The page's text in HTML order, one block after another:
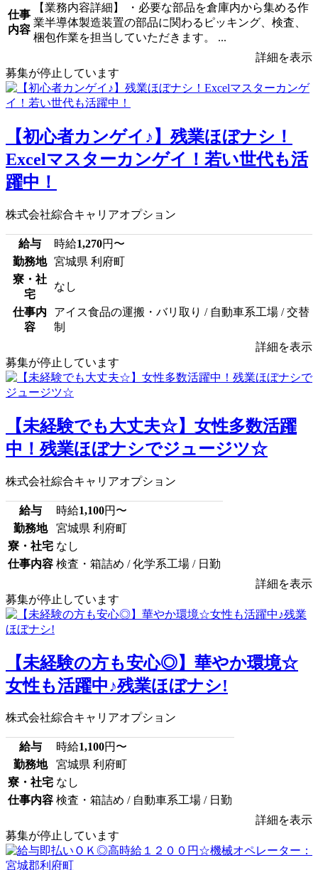
仕事
内容
【業務内容詳細】 ・必要な部品を倉庫内から集める作
業半導体製造装置の部品に関わるピッキング、検査、
梱包作業を担当していただきます。 ...
詳細を表示
募集が停止しています
【初心者カンゲイ♪】残業ほぼナシ！
Excelマスターカンゲイ！若い世代も活
躍中！
株式会社綜合キャリアオプション
給与 時給1,270円〜
勤務地
宮城県 利府町
寮・社
宅
なし
仕事内
容
アイス食品の運搬・バリ取り / 自動車系工場 / 交替
制
詳細を表示
募集が停止しています
【未経験でも大丈夫☆】女性多数活躍
中！残業ほぼナシでジュージツ☆
株式会社綜合キャリアオプション
給与 時給1,100円〜
勤務地
宮城県 利府町
寮・社宅 なし
仕事内容 検査・箱詰め / 化学系工場 / 日勤
詳細を表示
募集が停止しています
【未経験の方も安心◎】華やか環境☆
女性も活躍中♪残業ほぼナシ!
株式会社綜合キャリアオプション
給与 時給1,100円〜
勤務地
宮城県 利府町
寮・社宅 なし
仕事内容 検査・箱詰め / 自動車系工場 / 日勤
詳細を表示
募集が停止しています